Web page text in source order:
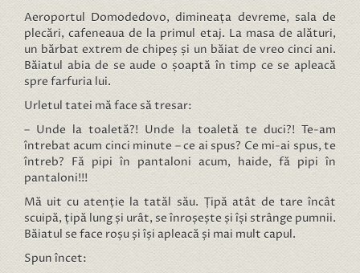
Aeroportul Domodedovo, dimineața devreme, sala de
plecări, cafeneaua de la primul etaj. La masa de alături,
un bărbat extrem de chipeș și un băiat de vreo cinci ani.
Băiatul abia de se aude o șoaptă în timp ce se apleacă
spre farfuria lui.
Urletul tatei mă face să tresar:
– Unde la toaletă?! Unde la toaletă te duci?! Te-am
întrebat acum cinci minute – ce ai spus? Ce mi-ai spus, te
întreb? Fă pipi în pantaloni acum, haide, fă pipi în
pantaloni!!!
Mă uit cu atenție la tatăl său. Țipă atât de tare încât
scuipă, țipă lung și urât, se înroșește și își strânge pumnii.
Băiatul se face roșu și își apleacă și mai mult capul.
Spun încet: